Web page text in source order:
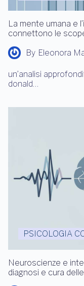
La mente umana e
connettono le
By Eleonora
un’analisi
donald…
PSICOLOGIA
Neuroscienze e
diagnosi e cura